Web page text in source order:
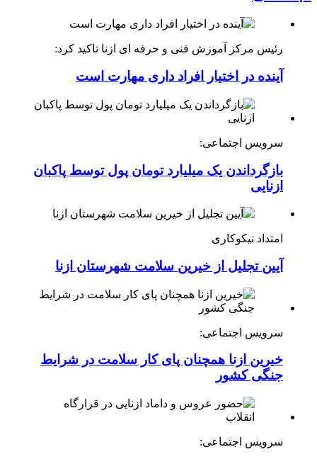
رئیس مرکز آموزش فنی و حرفه ای ازنا تاکید کرد:
آینده در اختیار افراد داری مهارت است
سرویس اجتماعی:
بازگرداندن یک میلیارد تومان پول توسط پاکبان
ازنایی
امتداد نیکوکاری
آیین تجلیل از خیرین سلامت شهرستان ازنا
سرویس اجتماعی:
خیرین ازنا همچنان پای کار سلامت در شرایط
جنگی کشور
سرویس اجتماعی: